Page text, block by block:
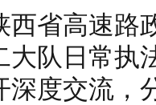
西省高速路
大队日常执
深度交流，